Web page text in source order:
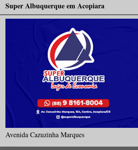
Super Albuquerque em Acopiara
Avenida Cazuzinha Marques